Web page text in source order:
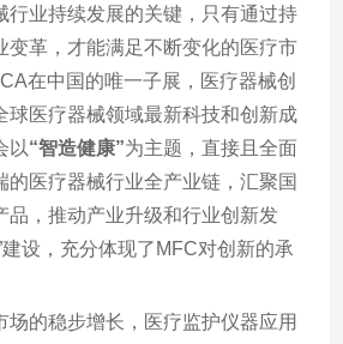
行业持续发展的关键，只有通过持
变革，才能满足不断变化的医疗市
在中国的唯一子展，医疗器械创
球医疗器械领域最新科技和创新成
以“智造健康”为主题，直接且全面
的医疗器械行业全产业链，汇聚国
品，推动产业升级和行业创新发
建设，充分体现了MFC对创新的承
场的稳步增长，医疗监护仪器应用